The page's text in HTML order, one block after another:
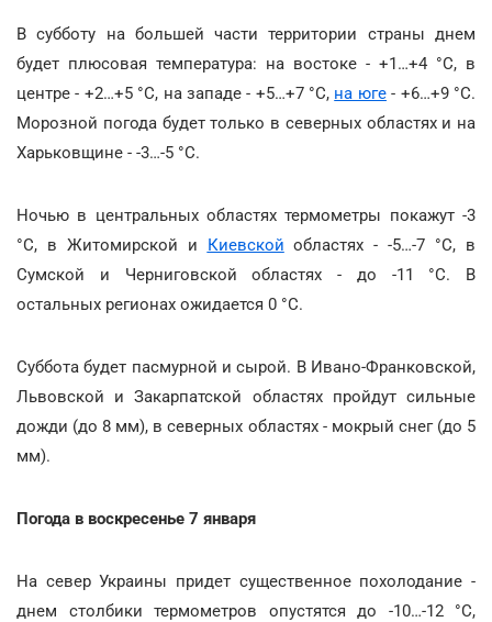
В субботу на большей части территории страны днем
будет плюсовая температура: на востоке - +1…+4 °С, в
центре - +2…+5 °С, на западе - +5…+7 °С, на юге- +6…+9 °С.
Морозной погода будет только в северных областях и на
Харьковщине - -3…-5 °С.
Ночью в центральных областях термометры покажут -3
°С, в Житомирской и Киевской областях - -5…-7 °С, в
Сумской и Черниговской областях - до -11 °С. В
остальных регионах ожидается 0 °С.
Суббота будет пасмурной и сырой. В Ивано-Франковской,
Львовской и Закарпатской областях пройдут сильные
дожди (до 8 мм), в северных областях - мокрый снег (до 5
мм).
Погода в воскресенье 7 января
На север Украины придет существенное похолодание -
днем столбики термометров опустятся до -10…-12 °С,